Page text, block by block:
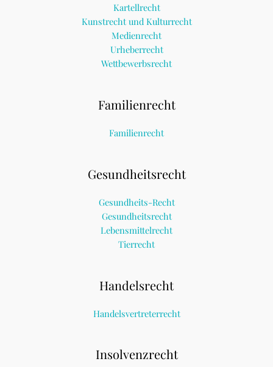
Kartellrecht
Kunstrecht und Kulturrecht
Medienrecht
Urheberrecht
Wettbewerbsrecht
Familienrecht
Familienrecht
Gesundheitsrecht
Gesundheits-Recht
Gesundheitsrecht
Lebensmittelrecht
Tierrecht
Handelsrecht
Handelsvertreterrecht
Insolvenzrecht